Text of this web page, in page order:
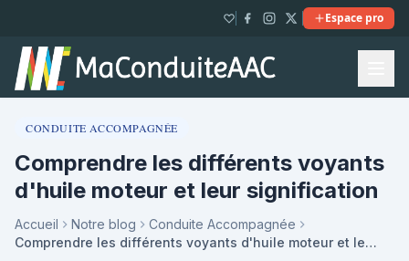
Espace pro
CONDUITE ACCOMPAGNÉE
Comprendre les différents voyants
d'huile moteur et leur signification
Accueil Notre blog
Conduite Accompagnée
Comprendre les différents voyants d'huile moteur et leur signification